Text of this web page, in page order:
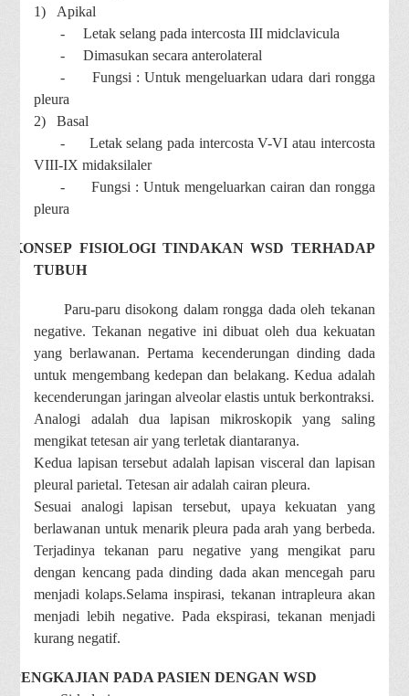
1)
Apikal
-
Letak selang pada intercosta III midclavicula
-
Dimasukan secara anterolateral
-
Fungsi : Untuk mengeluarkan udara dari rongga
pleura
2)
Basal
-
Letak selang pada intercosta V-VI atau intercosta
VIII-IX midaksilaler
-
Fungsi : Untuk mengeluarkan cairan dan rongga
pleura
KONSEP FISIOLOGI TINDAKAN WSD TERHADAP
TUBUH
Paru-paru disokong dalam rongga dada oleh tekanan
negative.Tekanan negative ini dibuat oleh dua kekuatan
yang berlawanan. Pertama kecenderungan dinding dada
untuk mengembang kedepan dan belakang. Kedua adalah
kecenderungan jaringan alveolar elastis untuk berkontraksi.
Analogi adalah dua lapisan mikroskopik yang saling
mengikat tetesan air yang terletak diantaranya.
Kedua lapisan tersebut adalah lapisan visceral dan lapisan
pleural parietal. Tetesan air adalah cairan pleura.
Sesuai analogi lapisan tersebut, upaya kekuatan yang
berlawanan untuk menarik pleura pada arah yang berbeda.
Terjadinya tekanan paru negative yang mengikat paru
dengan kencang pada dinding dada akan mencegah paru
menjadi kolaps.Selama inspirasi, tekanan intrapleura akan
menjadi lebih negative. Pada ekspirasi, tekanan menjadi
kurang negatif.
PENGKAJIAN PADA PASIEN DENGAN WSD